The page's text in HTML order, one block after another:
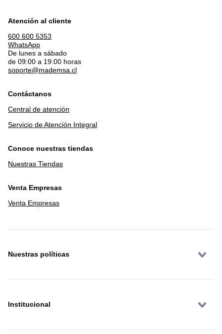
Atención al cliente
600 600 5353
WhatsApp
De lunes a sábado
de 09:00 a 19:00 horas
soporte@mademsa.cl
Contáctanos
Central de atención
Servicio de Atención Integral
Conoce nuestras tiendas
Nuestras Tiendas
Venta Empresas
Venta Empresas
Nuestras políticas
Institucional